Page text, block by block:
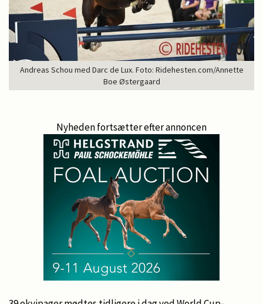
Andreas Schou med Darc de Lux. Foto: Ridehesten.com/Annette
Boe Østergaard
Nyheden fortsætter efter annoncen